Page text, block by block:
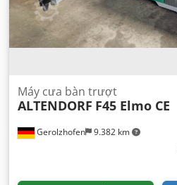
Gerolzhofen 9.382 km
Máy cưa bàn trượt
ALTENDORF F45 Elmo CE